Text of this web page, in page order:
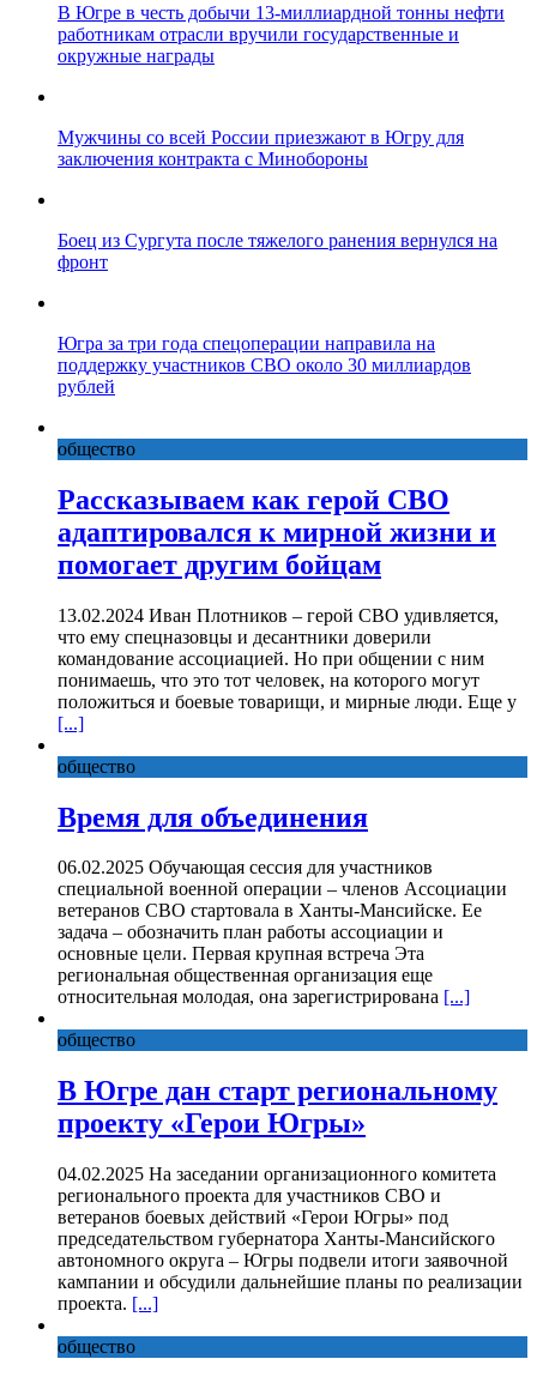
В Югре в честь добычи 13-миллиардной тонны нефти
работникам отрасли вручили государственные и
окружные награды
Мужчины со всей России приезжают в Югру для
заключения контракта с Минобороны
Боец из Сургута после тяжелого ранения вернулся на
фронт
Югра за три года спецоперации направила на
поддержку участников СВО около 30 миллиардов
рублей
общество
Рассказываем как герой СВО
адаптировался к мирной жизни и
помогает другим бойцам
13.02.2024 Иван Плотников – герой СВО удивляется,
что ему спецназовцы и десантники доверили
командование ассоциацией. Но при общении с ним
понимаешь, что это тот человек, на которого могут
положиться и боевые товарищи, и мирные люди. Еще у
[...]
общество
Время для объединения
06.02.2025 Обучающая сессия для участников
специальной военной операции – членов Ассоциации
ветеранов СВО стартовала в Ханты-Мансийске. Ее
задача – обозначить план работы ассоциации и
основные цели. Первая крупная встреча Эта
региональная общественная организация еще
относительная молодая, она зарегистрирована [...]
общество
В Югре дан старт региональному
проекту «Герои Югры»
04.02.2025 На заседании организационного комитета
регионального проекта для участников СВО и
ветеранов боевых действий «Герои Югры» под
председательством губернатора Ханты-Мансийского
автономного округа – Югры подвели итоги заявочной
кампании и обсудили дальнейшие планы по реализации
проекта. [...]
общество